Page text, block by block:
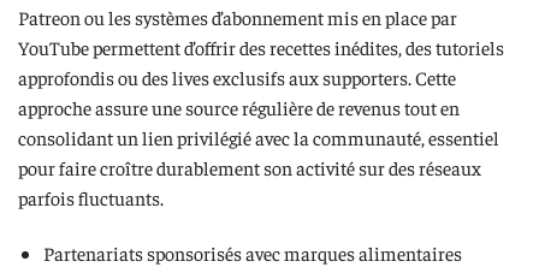
Patreon ou les systèmes d’abonnement mis en place par
YouTube permettent d’offrir des recettes inédites, des tutoriels
approfondis ou des lives exclusifs aux supporters. Cette
approche assure une source régulière de revenus tout en
consolidant un lien privilégié avec la communauté, essentiel
pour faire croître durablement son activité sur des réseaux
parfois fluctuants.
Partenariats sponsorisés avec marques alimentaires